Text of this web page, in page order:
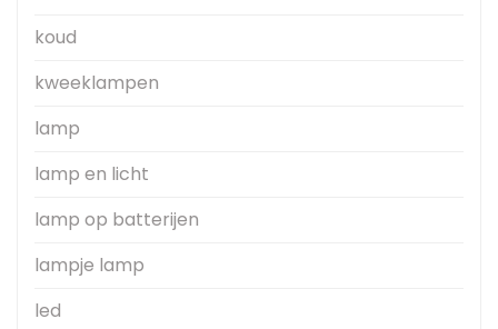
koud
kweeklampen
lamp
lamp en licht
lamp op batterijen
lampje lamp
led